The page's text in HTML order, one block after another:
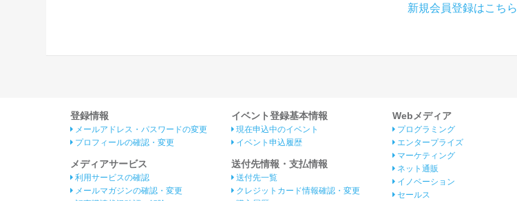
新規会員登録はこちら
登録情報
メールアドレス・パスワードの変更
プロフィールの確認・変更
メディアサービス
利用サービスの確認
メールマガジンの確認・変更
イベント登録基本情報
現在申込中のイベント
イベント申込履歴
送付先情報・支払情報
送付先一覧
クレジットカード情報確認・変更
Webメディア
プログラミング
エンタープライズ
マーケティング
ネット通販
イノベーション
セールス